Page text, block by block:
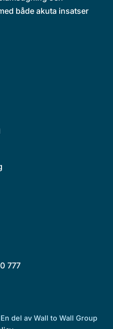
både akuta insatser
777
del av Wall to Wall Group